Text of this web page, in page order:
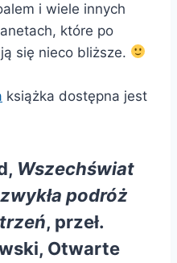
i wiele innych
które po
się nieco bliższe.
książka dostępna jest
Wszechświat
podróż
, przeł.
Otwarte